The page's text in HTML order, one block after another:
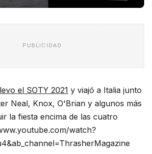
PUBLICIDAD
el SOTY 2021 y viajó a Italia junto
Neal, Knox, O'Brian y algunos más
la fiesta encima de las cuatro
watch?